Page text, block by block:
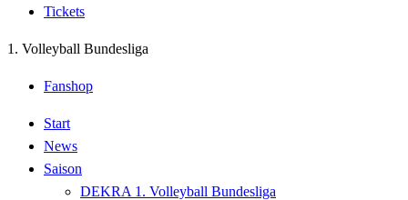
Tickets
1. Volleyball Bundesliga
Fanshop
Start
News
Saison
DEKRA 1. Volleyball Bundesliga